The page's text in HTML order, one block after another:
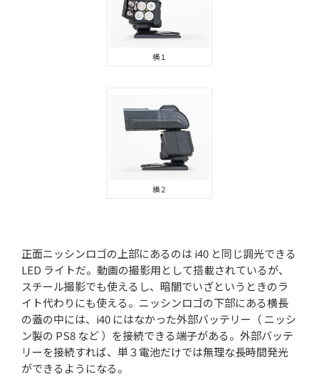
横１
横２
正面ニッシンロゴの上部にあるのは i40 と同じ調光できる
LED ライトだ。動画の撮影用として搭載されているが、
スチール撮影でも使えるし、暗闇でいざというときのラ
イト代わりにも使える。ニッシンロゴの下部にある横長
の蓋の中には、i40 にはなかった外部バッテリー（ ニッシ
ン製の PS8 など ）を接続できる端子がある。外部バッテ
リーを接続すれば、単３電池だけでは無理な長時間発光
ができるようになる。